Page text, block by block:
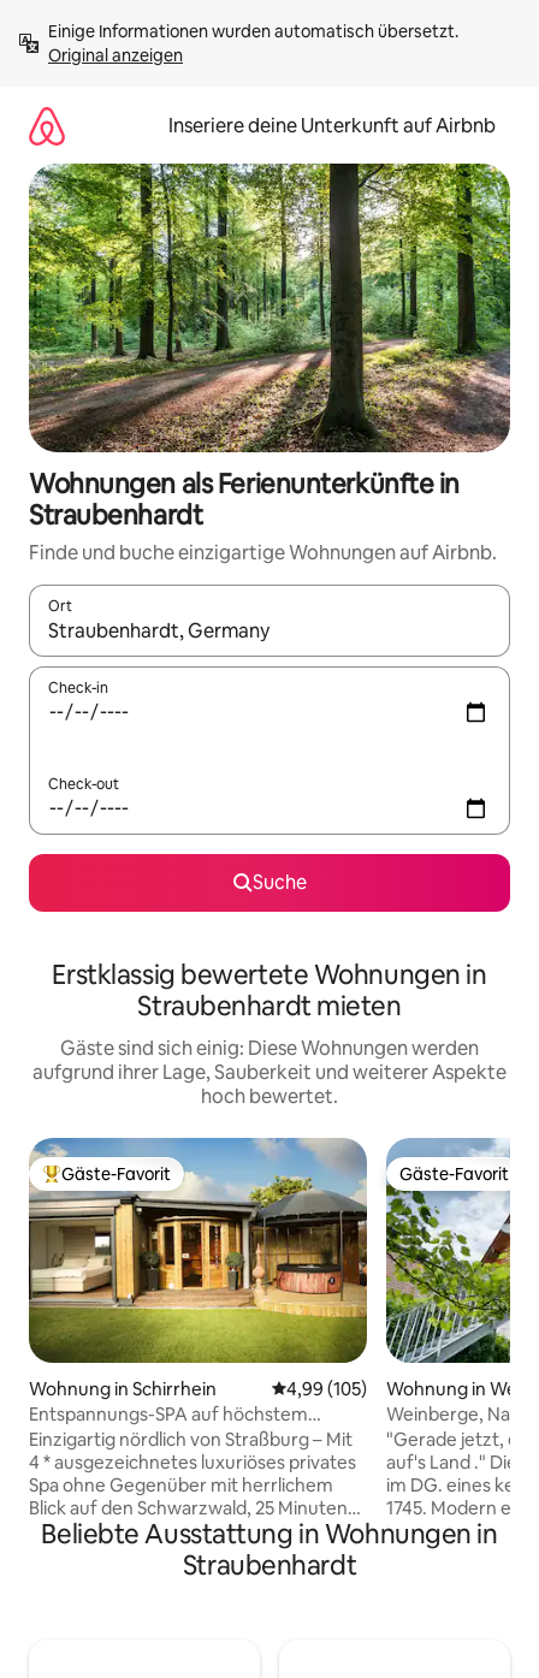
Inhalten
springenOriginal anzeigen
Inseriere deine Unterkunft auf Airbnb
Wohnungen als Ferienunterkünfte in
Straubenhardt
Finde und buche einzigartige Wohnungen auf Airbnb.
Ort
Wenn Ergebnisse verfügbar sind, navigiere mit den
Check-in
Check-out
Suche
Erstklassig bewertete Wohnungen in
Straubenhardt mieten
Gäste sind sich einig: Diese Wohnungen werden
aufgrund ihrer Lage, Sauberkeit und weiterer Aspekte
hoch bewertet.
Beliebter Gäste-Favorit.
Gäste-Favorit
Wohnung in Schirrhein Durchschnittliche Bewertung:
4,99 (105)
Entspannungs-SPA auf höchstem
Niveau Luxus 4* Aussicht und privates
Spa
Einzigartig nördlich von Straßburg – Mit
4 * ausgezeichnetes luxuriöses privates
Spa ohne Gegenüber mit herrlichem
Blick auf den Schwarzwald, 25 Minuten
von Straßburg und Baden-Baden,
10 Minuten von Haguenau, 1 Stunde vom
Europa-Park, 5 Minuten vom Golfplatz
Gäste-Favorit
Gäste-Favorit
Wohnung in
Weinberge,
Umgebung
"Gerade jetzt,
auf's Land ." Die
im DG. eines
1745. Modern
offene Bauweise
Beliebte Ausstattung in Wohnungen in
Straubenhardt